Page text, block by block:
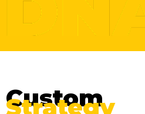
Custom
Strategy